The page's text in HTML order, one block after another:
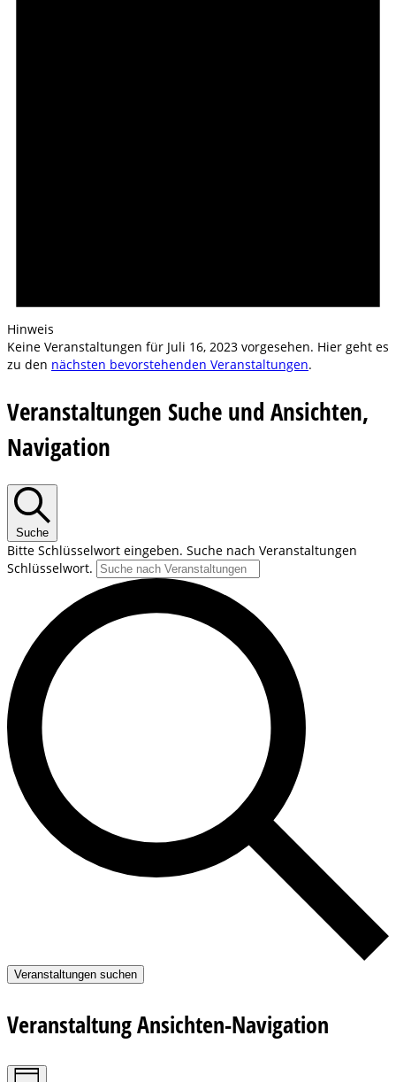
Hinweis
Keine Veranstaltungen für Juli 16, 2023 vorgesehen. Hier geht es
zu den nächsten bevorstehenden Veranstaltungen.
Veranstaltungen Suche und Ansichten,
Navigation
Suche
Bitte Schlüsselwort eingeben. Suche nach Veranstaltungen
Schlüsselwort.
Veranstaltungen suchen
Veranstaltung Ansichten-Navigation